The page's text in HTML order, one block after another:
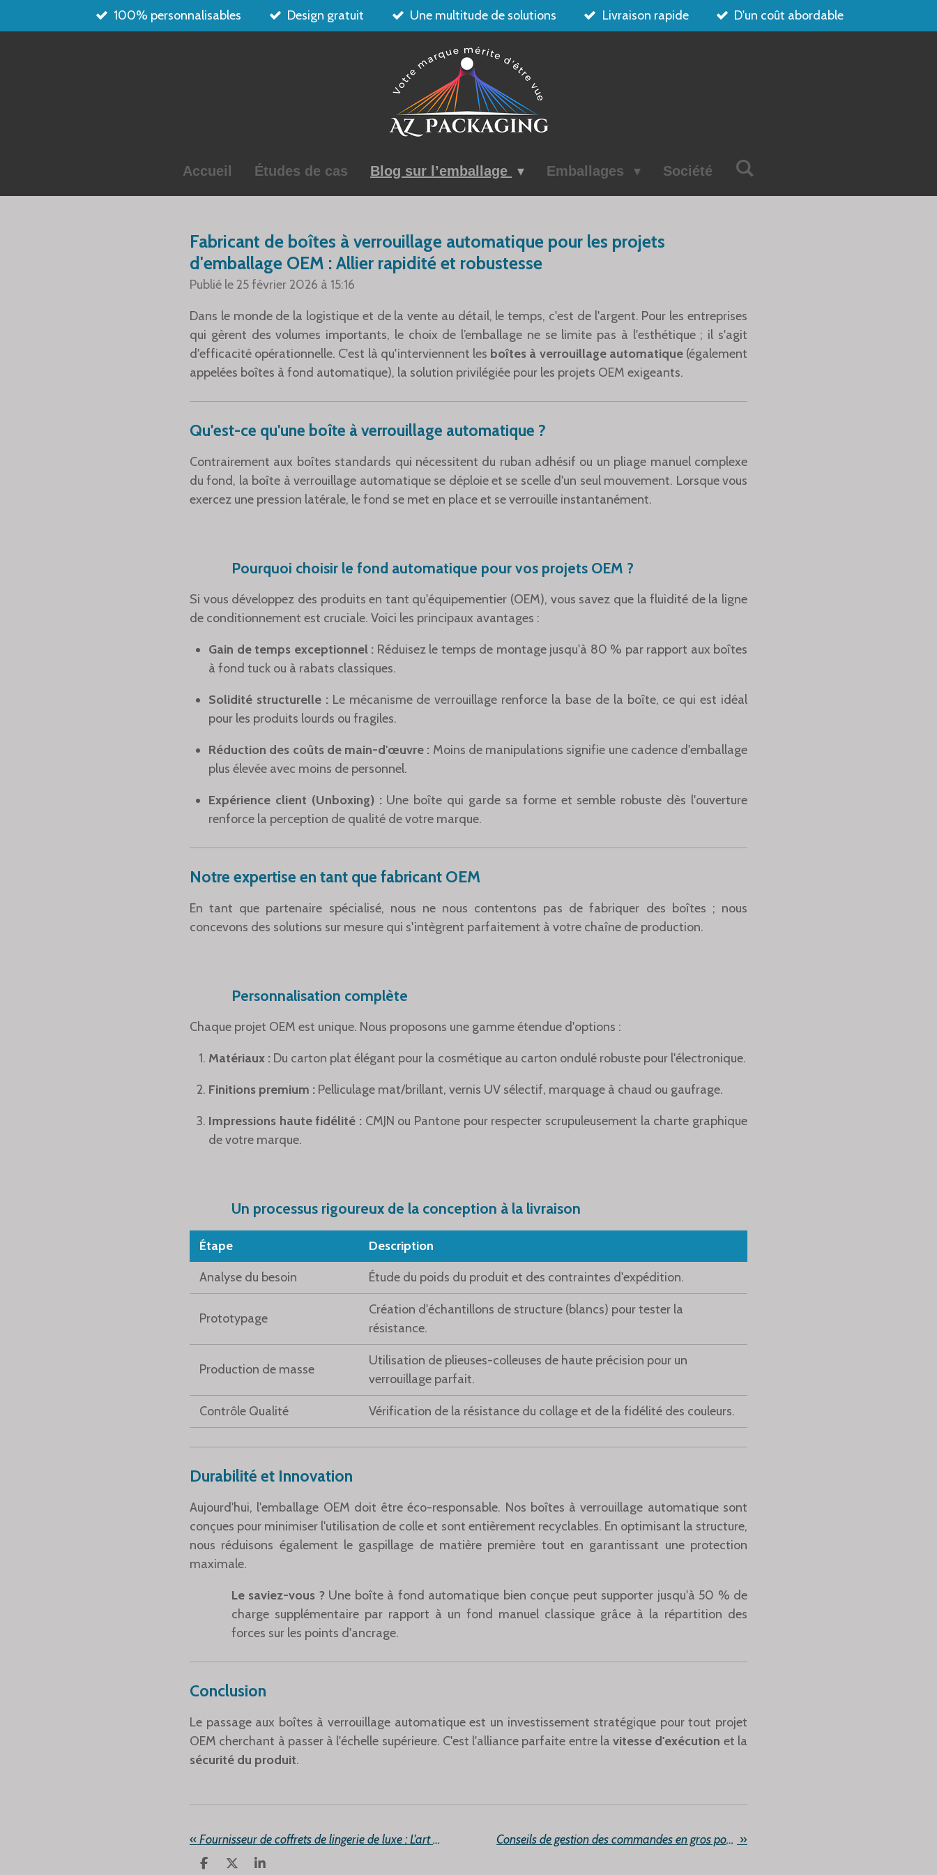
au
100% personnalisables Design gratuit Une multitude de solutions Livraison rapide D'un coût abordable
Accueil Études de cas Blog sur l’emballage Emballages Société
Fabricant de boîtes à verrouillage automatique pour les projets
d'emballage OEM : Allier rapidité et robustesse
Publié le 25 février 2026 à 15:16
Dans le monde de la logistique et de la vente au détail, le temps, c'est de l'argent. Pour les entreprises
qui gèrent des volumes importants, le choix de l’emballage ne se limite pas à l'esthétique ; il s'agit
d'efficacité opérationnelle. C'est là qu'interviennent les boîtes à verrouillage automatique(également
appelées boîtes à fond automatique), la solution privilégiée pour les projets OEM exigeants.
Qu'est-ce qu'une boîte à verrouillage automatique ?
Contrairement aux boîtes standards qui nécessitent du ruban adhésif ou un pliage manuel complexe
du fond, la boîte à verrouillage automatique se déploie et se scelle d'un seul mouvement. Lorsque vous
exercez une pression latérale, le fond se met en place et se verrouille instantanément.
Pourquoi choisir le fond automatique pour vos projets OEM ?
Si vous développez des produits en tant qu'équipementier (OEM), vous savez que la fluidité de la ligne
de conditionnement est cruciale. Voici les principaux avantages :
Gain de temps exceptionnel : Réduisez le temps de montage jusqu'à 80 % par rapport aux boîtes
à fond tuck ou à rabats classiques.
Solidité structurelle :Le mécanisme de verrouillage renforce la base de la boîte, ce qui est idéal
pour les produits lourds ou fragiles.
Réduction des coûts de main-d'œuvre : Moins de manipulations signifie une cadence d'emballage
plus élevée avec moins de personnel.
Expérience client (Unboxing) :Une boîte qui garde sa forme et semble robuste dès l'ouverture
renforce la perception de qualité de votre marque.
Notre expertise en tant que fabricant OEM
En tant que partenaire spécialisé, nous ne nous contentons pas de fabriquer des boîtes ; nous
concevons des solutions sur mesure qui s'intègrent parfaitement à votre chaîne de production.
Personnalisation complète
Chaque projet OEM est unique. Nous proposons une gamme étendue d'options :
Matériaux : Du carton plat élégant pour la cosmétique au carton ondulé robuste pour l'électronique.
Finitions premium : Pelliculage mat/brillant, vernis UV sélectif, marquage à chaud ou gaufrage.
Impressions haute fidélité : CMJN ou Pantone pour respecter scrupuleusement la charte graphique
de votre marque.
Un processus rigoureux de la conception à la livraison
Étape Description
Analyse du besoin Étude du poids du produit et des contraintes d'expédition.
Prototypage
Création d'échantillons de structure (blancs) pour tester la
résistance.
Production de masse
Utilisation de plieuses-colleuses de haute précision pour un
verrouillage parfait.
Contrôle Qualité Vérification de la résistance du collage et de la fidélité des couleurs.
Durabilité et Innovation
Aujourd'hui, l'emballage OEM doit être éco-responsable. Nos boîtes à verrouillage automatique sont
conçues pour minimiser l'utilisation de colle et sont entièrement recyclables. En optimisant la structure,
nous réduisons également le gaspillage de matière première tout en garantissant une protection
maximale.
Le saviez-vous ? Une boîte à fond automatique bien conçue peut supporter jusqu'à 50 % de
charge supplémentaire par rapport à un fond manuel classique grâce à la répartition des
forces sur les points d'ancrage.
Conclusion
Le passage aux boîtes à verrouillage automatique est un investissement stratégique pour tout projet
OEM cherchant à passer à l'échelle supérieure. C'est l'alliance parfaite entre lavitesse d'exécution et la
sécurité du produit.
« Fournisseur de coffrets de lingerie de luxe : L'art de maîtriser les commandes multi-références Conseils de gestion des commandes en gros pour les coffrets de luxe de boutiques »
P
P
P